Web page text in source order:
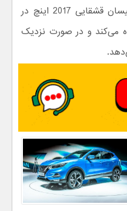
شده و یا در سرعت‌های بالا کروز را فعال کند. علاوه بر این‌ها، نیسان قشقایی 2017 اینچ در
می‌کند و در صورت نزدیک